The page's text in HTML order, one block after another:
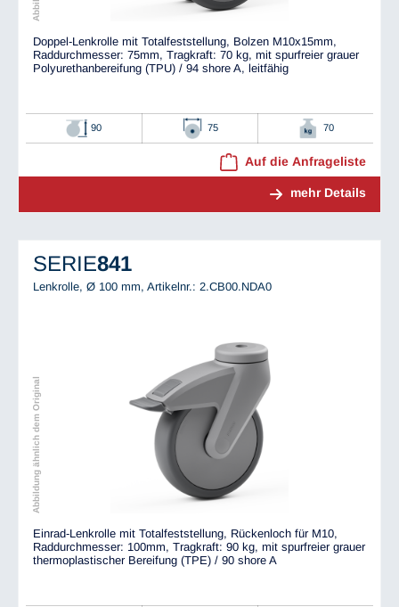
Doppel-Lenkrolle mit Totalfeststellung, Bolzen M10x15mm,
Raddurchmesser: 75mm, Tragkraft: 70 kg, mit spurfreier grauer
Polyurethanbereifung (TPU) / 94 shore A, leitfähig
90 75 70
Auf die Anfrageliste
mehr Details
SERIE841
Lenkrolle, Ø 100 mm, Artikelnr.: 2.CB00.NDA0
Abbildung ähnlich dem Original
Einrad-Lenkrolle mit Totalfeststellung, Rückenloch für M10,
Raddurchmesser: 100mm, Tragkraft: 90 kg, mit spurfreier grauer
thermoplastischer Bereifung (TPE) / 90 shore A